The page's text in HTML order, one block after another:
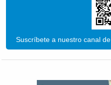
Suscríbete a nuestro canal